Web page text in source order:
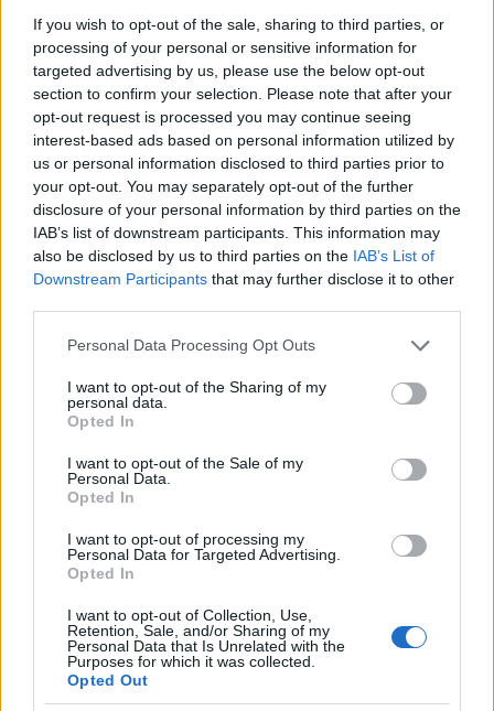
If you wish to opt-out of the sale, sharing to third parties, or
processing of your personal or sensitive information for
targeted advertising by us, please use the below opt-out
section to confirm your selection. Please note that after your
opt-out request is processed you may continue seeing
interest-based ads based on personal information utilized by
us or personal information disclosed to third parties prior to
your opt-out. You may separately opt-out of the further
disclosure of your personal information by third parties on the
IAB’s list of downstream participants. This information may
also be disclosed by us to third parties on the IAB’s List of
Downstream Participants that may further disclose it to other
Please note that this website/app uses one or more Google
not limited to your visit or usage behaviour. You may click to
grant or deny consent to Google and its third-party tags to
use your data for below specified purposes in below Google
consent section.
Personal Data Processing Opt Outs
I want to opt-out of the Sharing of my
personal data.
Opted In
I want to opt-out of the Sale of my
Personal Data.
Opted In
I want to opt-out of processing my
Personal Data for Targeted Advertising.
Opted In
I want to opt-out of Collection, Use,
Retention, Sale, and/or Sharing of my
Personal Data that Is Unrelated with the
Purposes for which it was collected.
Opted Out
forintos perc alatt is lehet valakit meggyozni, hogy
adjon 1000 forintot? aztan kimentek kocsival
mondjuk mind az ezer helyre, atlag 4 km oda es 4
km vissza, az 8000 km).
Szoval en egyaltalan nem tartom ezeket a szamokat
olyan nagyon irrealisnak, bar ketsegkivul a
bevetelhez kepest eleg magasak a koltsegek, de tul
keves informacio alla a rendelkezesunkre, hogy
ebbol megallapithassuk, hogy valojaban mennyi
lehetett volna az annyi.
reKorrekt
Mivel hivatkoztak arra, hogy induló 'alapítvány'-nél
nagyobbak a költségek... Kérdem én:
- és a telefonokat is?
- minek egy ilyen jellegű szervezetnek bérautó (BKV
Csak ugye ezekről ciki említést tenni, tehát marad a
TGV